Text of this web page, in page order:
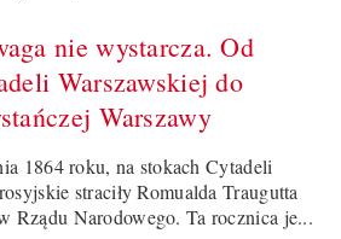
nie wystarcza. Od
Warszawskiej do
Warszawy
1864 roku, na stokach Cytadeli
straciły Romualda Traugutta
Rządu Narodowego. Ta rocznica je...